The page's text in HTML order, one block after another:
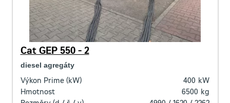
Cat GEP 550 - 2
diesel agregáty
Výkon Prime (kW) 400 kW
Hmotnost
6500 kg